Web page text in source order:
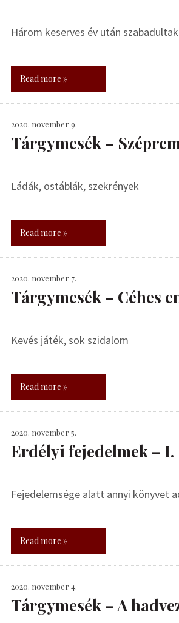
Három keserves év után
Read more »
2020. november 9.
Tárgymesék –
Ládák, ostáblák, szekrények
Read more »
2020. november 7.
Tárgymesék – Céhes
Kevés játék, sok szidalom
Read more »
2020. november 5.
Erdélyi fejedelmek –
Fejedelemsége alatt annyi könyvet
Read more »
2020. november 4.
Tárgymesék – A